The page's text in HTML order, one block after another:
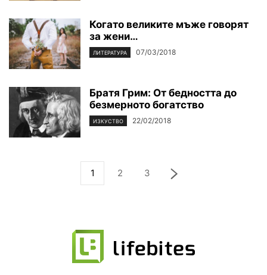
Когато великите мъже говорят
за жени…
ЛИТЕРАТУРА 07/03/2018
Братя Грим: От бедността до
безмерното богатство
ИЗКУСТВО 22/02/2018
1 2 3